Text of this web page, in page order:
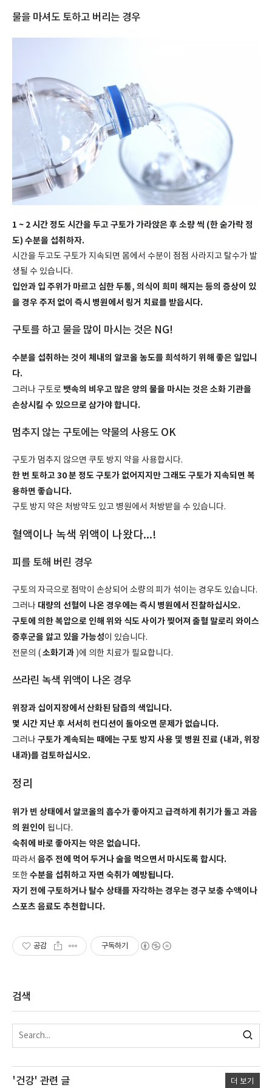
물을 마셔도 토하고 버리는 경우
1 ~ 2 시간 정도 시간을 두고 구토가 가라앉은 후 소량 씩 (한 숟가락 정
도) 수분을 섭취하자.
시간을 두고도 구토가 지속되면 몸에서 수분이 점점 사라지고 탈수가 발
생될 수 있습니다.
입안과 입 주위가 마르고 심한 두통, 의식이 희미 해지는 등의 증상이 있
을 경우 주저 없이 즉시 병원에서 링거 치료를 받읍시다.
구토를 하고 물을 많이 마시는 것은 NG!
수분을 섭취하는 것이 체내의 알코올 농도를 희석하기 위해 좋은 일입니
다.
그러나 구토로 뱃속의 비우고 많은 양의 물을 마시는 것은 소화 기관을
손상시킬 수 있으므로 삼가야 합니다.
멈추지 않는 구토에는 약물의 사용도 OK
구토가 멈추지 않으면 쿠토 방지 약을 사용합시다.
한 번 토하고 30 분 정도 구토가 없어지지만 그래도 구토가 지속되면 복
용하면 좋습니다.
구토 방지 약은 처방약도 있고 병원에서 처방받을 수 있습니다.
혈액이나 녹색 위액이 나왔다...!
피를 토해 버린 경우
구토의 자극으로 점막이 손상되어 소량의 피가 섞이는 경우도 있습니다.
그러나 대량의 선혈이 나온 경우에는 즉시 병원에서 진찰하십시오.
구토에 의한 복압으로 인해 위와 식도 사이가 찢어져 출혈 말로리 와이스
증후군을 앓고 있을 가능성이 있습니다.
전문의 ( 소화기과 )에 의한 치료가 필요합니다.
쓰라린 녹색 위액이 나온 경우
위장과 십이지장에서 산화된 담즙의 색입니다.
몇 시간 지난 후 서서히 컨디션이 돌아오면 문제가 없습니다.
그러나 구토가 계속되는 때에는 구토 방지 사용 및 병원 진료 (내과, 위장
내과)를 검토하십시오.
정리
위가 빈 상태에서 알코올의 흡수가 좋아지고 급격하게 취기가 돌고 과음
의 원인이 됩니다.
숙취에 바로 좋아지는 약은 없습니다.
따라서 음주 전에 먹어 두거나 술을 먹으면서 마시도록 합시다.
또한 수분을 섭취하고 자면 숙취가 예방됩니다.
자기 전에 구토하거나 탈수 상태를 자각하는 경우는 경구 보충 수액이나
스포츠 음료도 추천합니다.
공감 구독하기
검색
'건강' 관련 글 더 보기